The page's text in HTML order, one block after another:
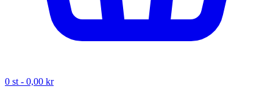
0 st - 0,00 kr